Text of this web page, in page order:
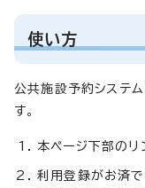
使い方
公共施設予約システム
す。
本ページ下部のリ
利用登録がお済